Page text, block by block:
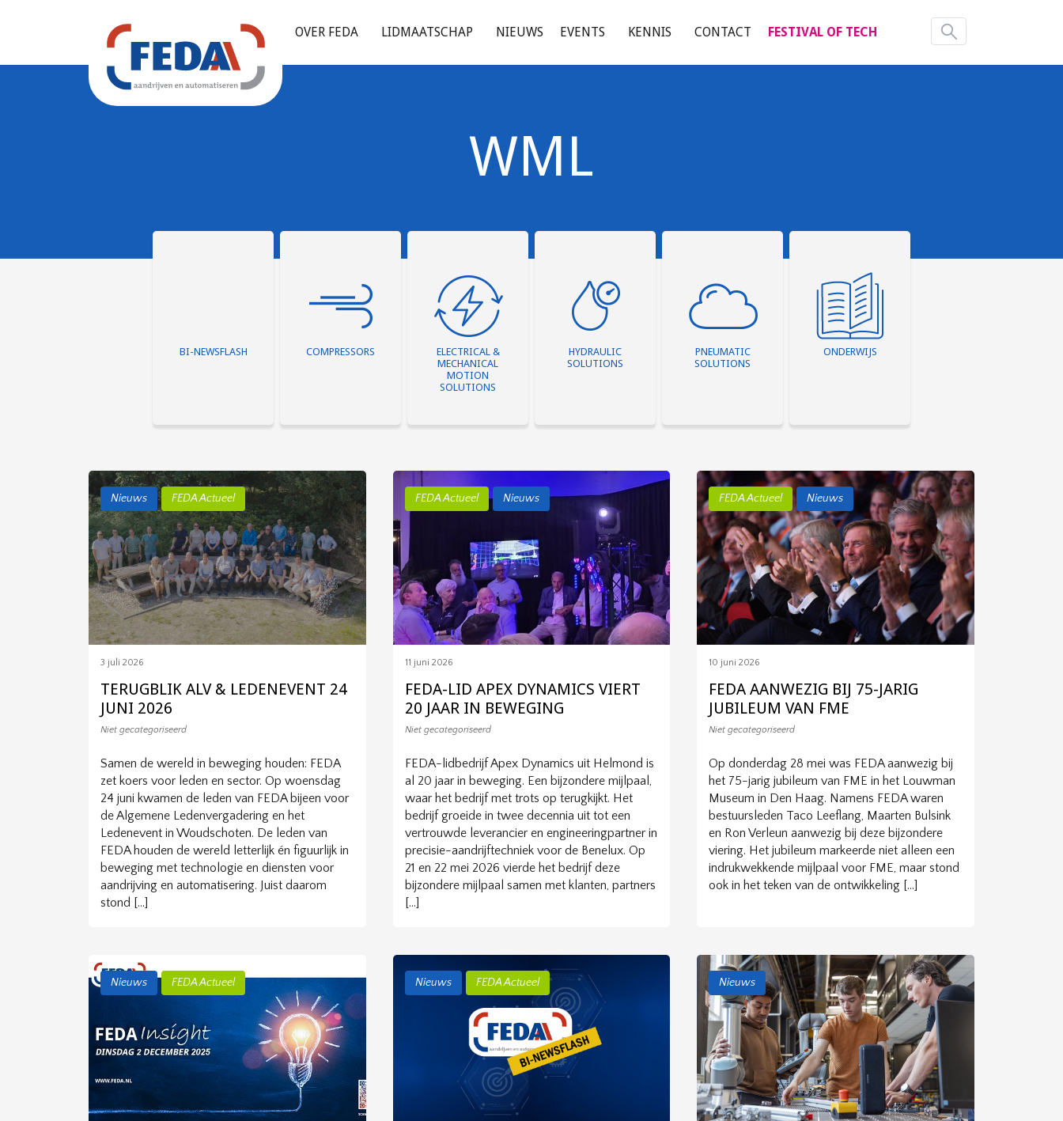
OVER FEDA LIDMAATSCHAP NIEUWS EVENTS KENNIS CONTACT FESTIVAL OF TECH
WML
BI-NEWSFLASH COMPRESSORS
Compressoren die
perslucht opwekken
vormen een onmisbare
schakel in het
productieproces.
ELECTRICAL &
MECHANICAL
MOTION
SOLUTIONS
Motion Solutions.
Elektromotorsystemen
zijn rendabele,
duurzame
aandrijfsystemen en die
een groot deel van het
elektriciteitsverbruik in
de sector bepalen.
HYDRAULIC
SOLUTIONS
Hydraulische
aandrijftechniek gaat
over grote krachten en
nauwkeurige beweging.
Het is een aandrijf-
discipline met een
relatief grote omvang
en een internationaal
vooraanstaande
positie.
PNEUMATIC
SOLUTIONS
Pneumatiek is een
aandrijfdiscipline die
werkt op basis van
perslucht.
Toepassingen en
mogelijkheden van
pneumatiek nemen
dagelijks toe. Perslucht
eenvoudig te verkrijgen
omdat lucht overal...
ONDERWIJS
Nieuws FEDA Actueel
3 juli 2026
TERUGBLIK ALV & LEDENEVENT 24
JUNI 2026
Niet gecategoriseerd
Samen de wereld in beweging houden: FEDA
zet koers voor leden en sector. Op woensdag
24 juni kwamen de leden van FEDA bijeen voor
de Algemene Ledenvergadering en het
Ledenevent in Woudschoten. De leden van
FEDA houden de wereld letterlijk én figuurlijk in
beweging met technologie en diensten voor
aandrijving en automatisering. Juist daarom
stond […]
FEDA Actueel Nieuws
11 juni 2026
FEDA-LID APEX DYNAMICS VIERT
20 JAAR IN BEWEGING
Niet gecategoriseerd
FEDA-lidbedrijf Apex Dynamics uit Helmond is
al 20 jaar in beweging. Een bijzondere mijlpaal,
waar het bedrijf met trots op terugkijkt. Het
bedrijf groeide in twee decennia uit tot een
vertrouwde leverancier en engineeringpartner in
precisie-aandrijftechniek voor de Benelux. Op
21 en 22 mei 2026 vierde het bedrijf deze
bijzondere mijlpaal samen met klanten, partners
[…]
FEDA Actueel Nieuws
10 juni 2026
FEDA AANWEZIG BIJ 75-JARIG
JUBILEUM VAN FME
Niet gecategoriseerd
Op donderdag 28 mei was FEDA aanwezig bij
het 75-jarig jubileum van FME in het Louwman
Museum in Den Haag. Namens FEDA waren
bestuursleden Taco Leeflang, Maarten Bulsink
en Ron Verleun aanwezig bij deze bijzondere
viering. Het jubileum markeerde niet alleen een
indrukwekkende mijlpaal voor FME, maar stond
ook in het teken van de ontwikkeling […]
Nieuws FEDA Actueel Nieuws FEDA Actueel Nieuws